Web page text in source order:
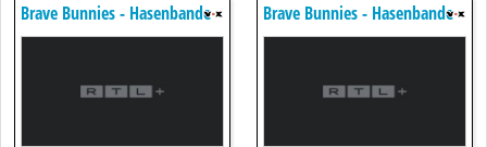
Brave Bunnies - Hasenbande
Unterwegs
Brave Bunnies - Hasenbande
Unterwegs